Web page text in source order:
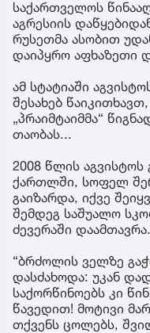
საქართველოს
აგრესიის
რუსეთმა ასობით
დაიპყრო აფხაზეთი
ამ სტატიაში
შესახებ
„პრაიმტაიმმა“
თაობას...
2008 წლის აგვისტოს
ქართლში, სოფელ
გაიზარდა, იქვე
შემდეგ საშუალო
ძევერაში დაამთავრა.
“ბრძოლის ველზე
დასძახოდა: უკან
საქორწინოებს კი
წავედით! მოტივი
თქვენს ცოლებს,